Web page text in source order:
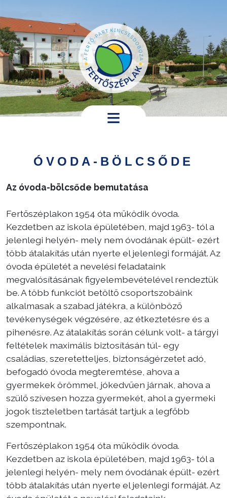
Települési
Pályázatok
Választás
ÓVODA-BÖLCSŐDE
Az óvoda-bölcsőde bemutatása
Fertőszéplakon 1954 óta működik óvoda.
Kezdetben az iskola épületében, majd 1963- tól a
jelenlegi helyén- mely nem óvodának épült- ezért
több átalakítás után nyerte el jelenlegi formáját. Az
óvoda épületét a nevelési feladataink
megvalósításának figyelembevételével rendeztük
be. A több funkciót betöltő csoportszobáink
alkalmasak a szabad játékra, a különböző
tevékenységek végzésére, az étkeztetésre és a
pihenésre. Az átalakítás során célunk volt- a tárgyi
feltételek maximális biztosításán túl- egy
családias, szeretetteljes, biztonságérzetet adó,
befogadó óvoda megteremtése, ahova a
gyermekek örömmel, jókedvűen járnak, ahova a
szülő szívesen hozza gyermekét, ahol a gyermeki
jogok tiszteletben tartását tartjuk a legfőbb
szempontnak.
Fertőszéplakon 1954 óta működik óvoda.
Kezdetben az iskola épületében, majd 1963- tól a
jelenlegi helyén- mely nem óvodának épült- ezért
több átalakítás után nyerte el jelenlegi formáját. Az